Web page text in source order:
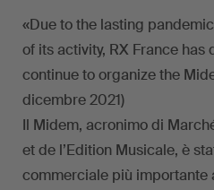
«Due to the lasting
of its activity, RX France
continue to organize the
dicembre 2021)
Il Midem, acronimo di
et de l’Edition Musicale, è
commerciale più importante